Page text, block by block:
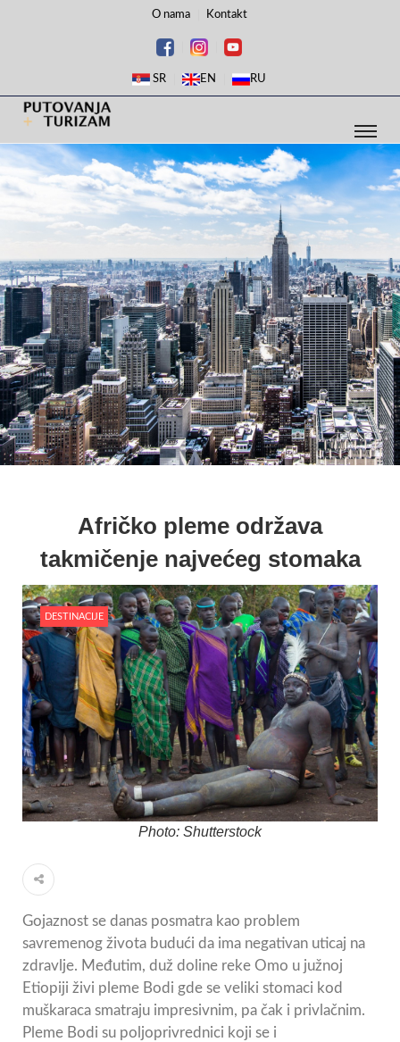
O nama Kontakt
SR EN RU
Afričko pleme održava
takmičenje najvećeg stomaka
DESTINACIJE
Photo: Shutterstock
Gojaznost se danas posmatra kao problem
savremenog života budući da ima negativan uticaj na
zdravlje. Međutim, duž doline reke Omo u južnoj
Etiopiji živi pleme Bodi gde se veliki stomaci kod
muškaraca smatraju impresivnim, pa čak i privlačnim.
Pleme Bodi su poljoprivrednici koji se i